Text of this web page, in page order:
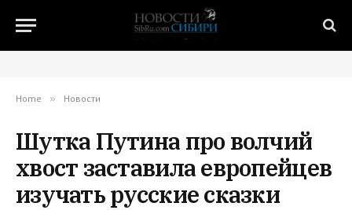
Home » Новости
Шутка Путина про волчий
хвост заставила европейцев
изучать русские сказки